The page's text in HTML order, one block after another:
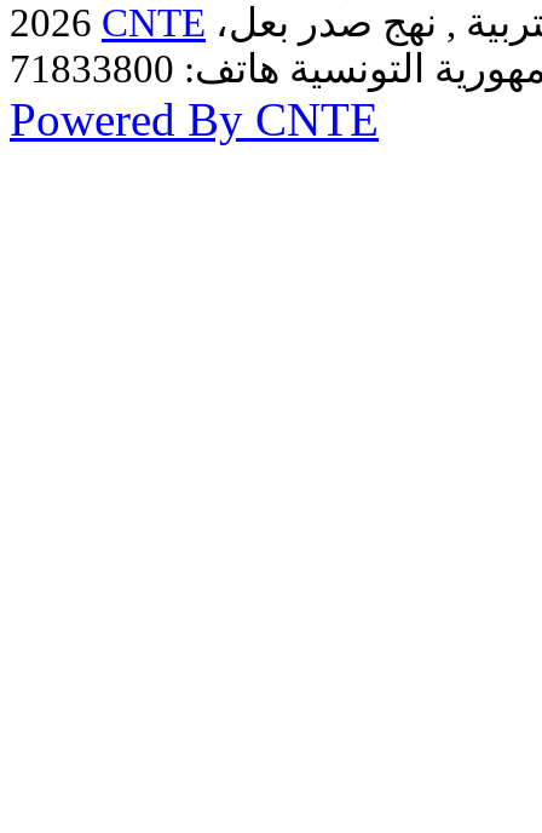
CNTE , نهج صدر بعل،
Powered By CNTE